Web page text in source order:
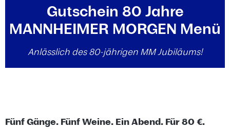
Gutschein 80 Jahre
MANNHEIMER MORGEN Menü
Anlässlich des 80-jährigen MM Jubiläums!
Fünf Gänge. Fünf Weine. Ein Abend. Für 80 €.